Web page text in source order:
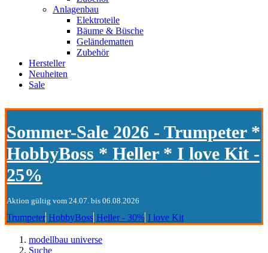
Anlagenbau
Elektroteile
Bäume & Büsche
Geländematten
Zubehör
Hersteller
Neuheiten
Sale
Sommer-Sale 2026 - Trumpeter *
HobbyBoss * Heller * I love Kit -
25%
Aktion gültig vom 24.07. bis 06.08.2026
Trumpeter HobbyBoss Heller - 30% I love Kit
modellbau universe
Suche